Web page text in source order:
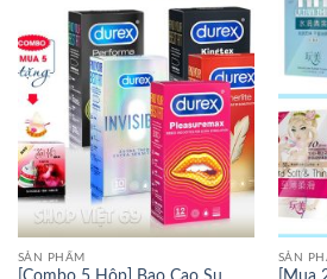
SẢN PHẨM SẢN